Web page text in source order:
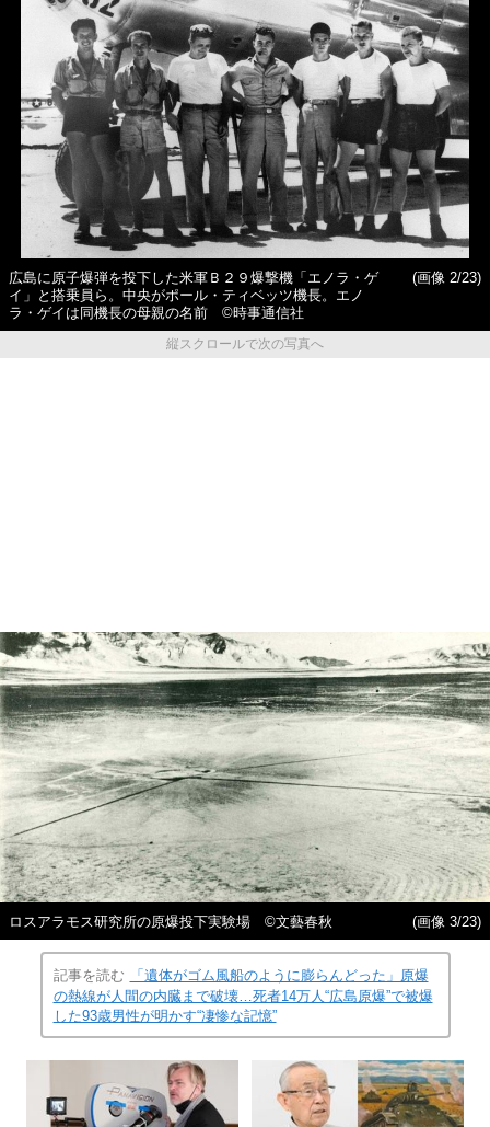
広島に原子爆弾を投下した米軍Ｂ２９爆撃機「エノラ・ゲ
イ」と搭乗員ら。中央がポール・ティベッツ機長。エノ
ラ・ゲイは同機長の母親の名前 ©時事通信社
(画像 2/23)
縦スクロールで次の写真へ
ロスアラモス研究所の原爆投下実験場 ©文藝春秋 (画像 3/23)
記事を読む
「遺体がゴム風船のように膨らんどった」原爆
の熱線が人間の内臓まで破壊…死者14万人“広島原爆”で被爆
した93歳男性が明かす“凄惨な記憶”